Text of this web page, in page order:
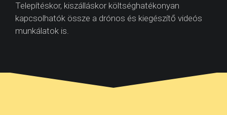
Telepítéskor, kiszálláskor költséghatékonyan
kapcsolhatók össze a drónos és kiegészítő videós
munkálatok is.